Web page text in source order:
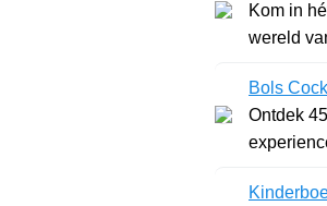
Kom in
wereld
Bols
Ontdek